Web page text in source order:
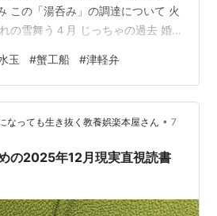
この「湯呑み」の調達について 火
の雪舞う４月 じっちゃの過去 婚
のために、この湯呑みが一個だけ
。 前に見かけたような気がした、
行ってみました。でも、記憶ちが
内会の集会所にもあったような…
所のカギを誰から借りればよいの
隣の町に昔か…
玉 #蟹工船 #津軽弁
なっても生き抜く教養娯楽本屋さん • 7
の2025年12月現実直視読書